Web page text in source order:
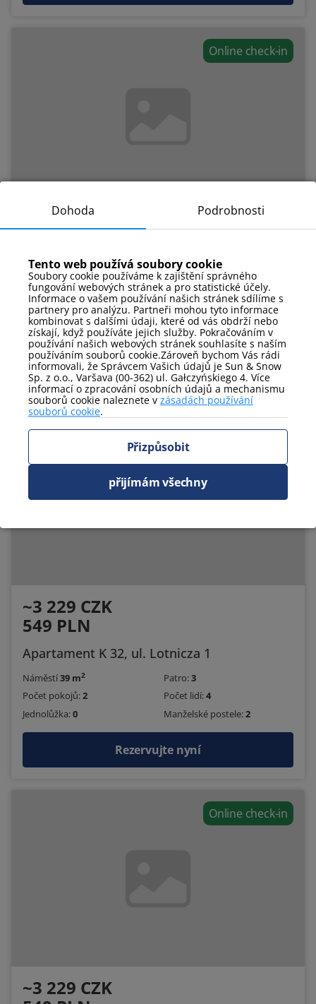
Online check-in
~3 229 CZK
Apartament K 20, ul. Lotnicza 1
Náměstí42 m Patro:2
Počet pokojů:2 Počet lidí:4
Jednolůžka:0 Manželské postele:2
Rezervujte nyní
Online check-in
~3 229 CZK
549 PLN
Apartament K 32, ul. Lotnicza 1
Náměstí39 m2 Patro:3
Počet pokojů:2 Počet lidí:4
Jednolůžka:0 Manželské postele:2
Rezervujte nyní
Online check-in
~3 229 CZK
Dohoda Podrobnosti
Tento web používá soubory cookie
Soubory cookie používáme k zajištění správného
fungování webových stránek a pro statistické účely.
Informace o vašem používání našich stránek sdílíme s
partnery pro analýzu. Partneři mohou tyto informace
kombinovat s dalšími údaji, které od vás obdrží nebo
získají, když používáte jejich služby. Pokračováním v
používání našich webových stránek souhlasíte s naším
používáním souborů cookie.Zároveň bychom Vás rádi
informovali, že Správcem Vašich údajů je Sun & Snow
Sp. z o.o., Varšava (00-362) ul. Gałczyńskiego 4. Více
informací o zpracování osobních údajů a mechanismu
souborů cookie naleznete v zásadách používání
souborů cookie.
Přizpůsobit
přijímám všechny